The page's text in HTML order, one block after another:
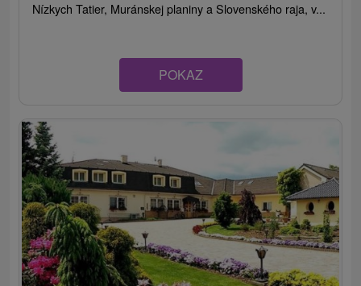
Nízkych Tatier, Muránskej planiny a Slovenského raja, v...
POKAZ